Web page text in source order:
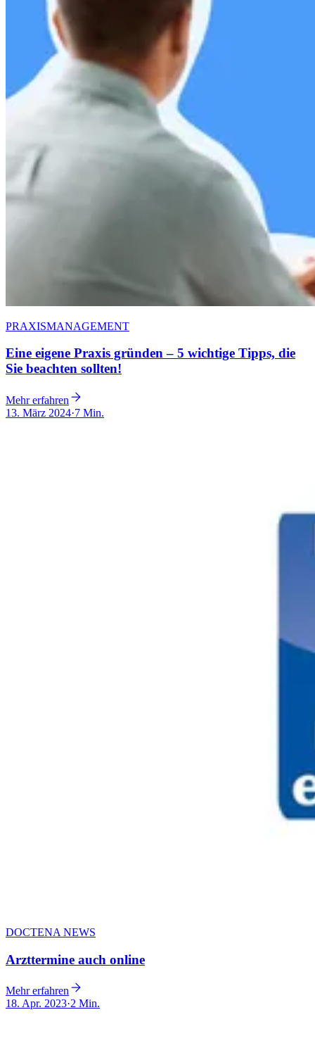
PRAXISMANAGEMENT
Eine eigene Praxis gründen – 5 wichtige Tipps, die
Sie beachten sollten!
Mehr erfahren
13. März 2024·7 Min.
DOCTENA NEWS
Arzttermine auch online
Mehr erfahren
18. Apr. 2023·2 Min.